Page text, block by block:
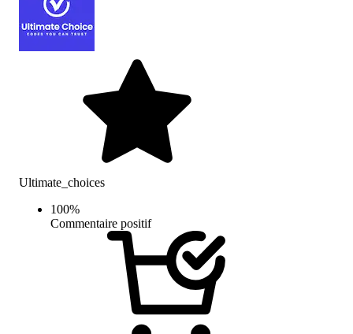
Ultimate_choices
100%
Commentaire positif